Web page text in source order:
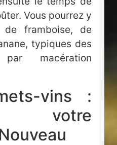
Vous pourrez y
framboise, de
typiques des
macération
vins :
votre